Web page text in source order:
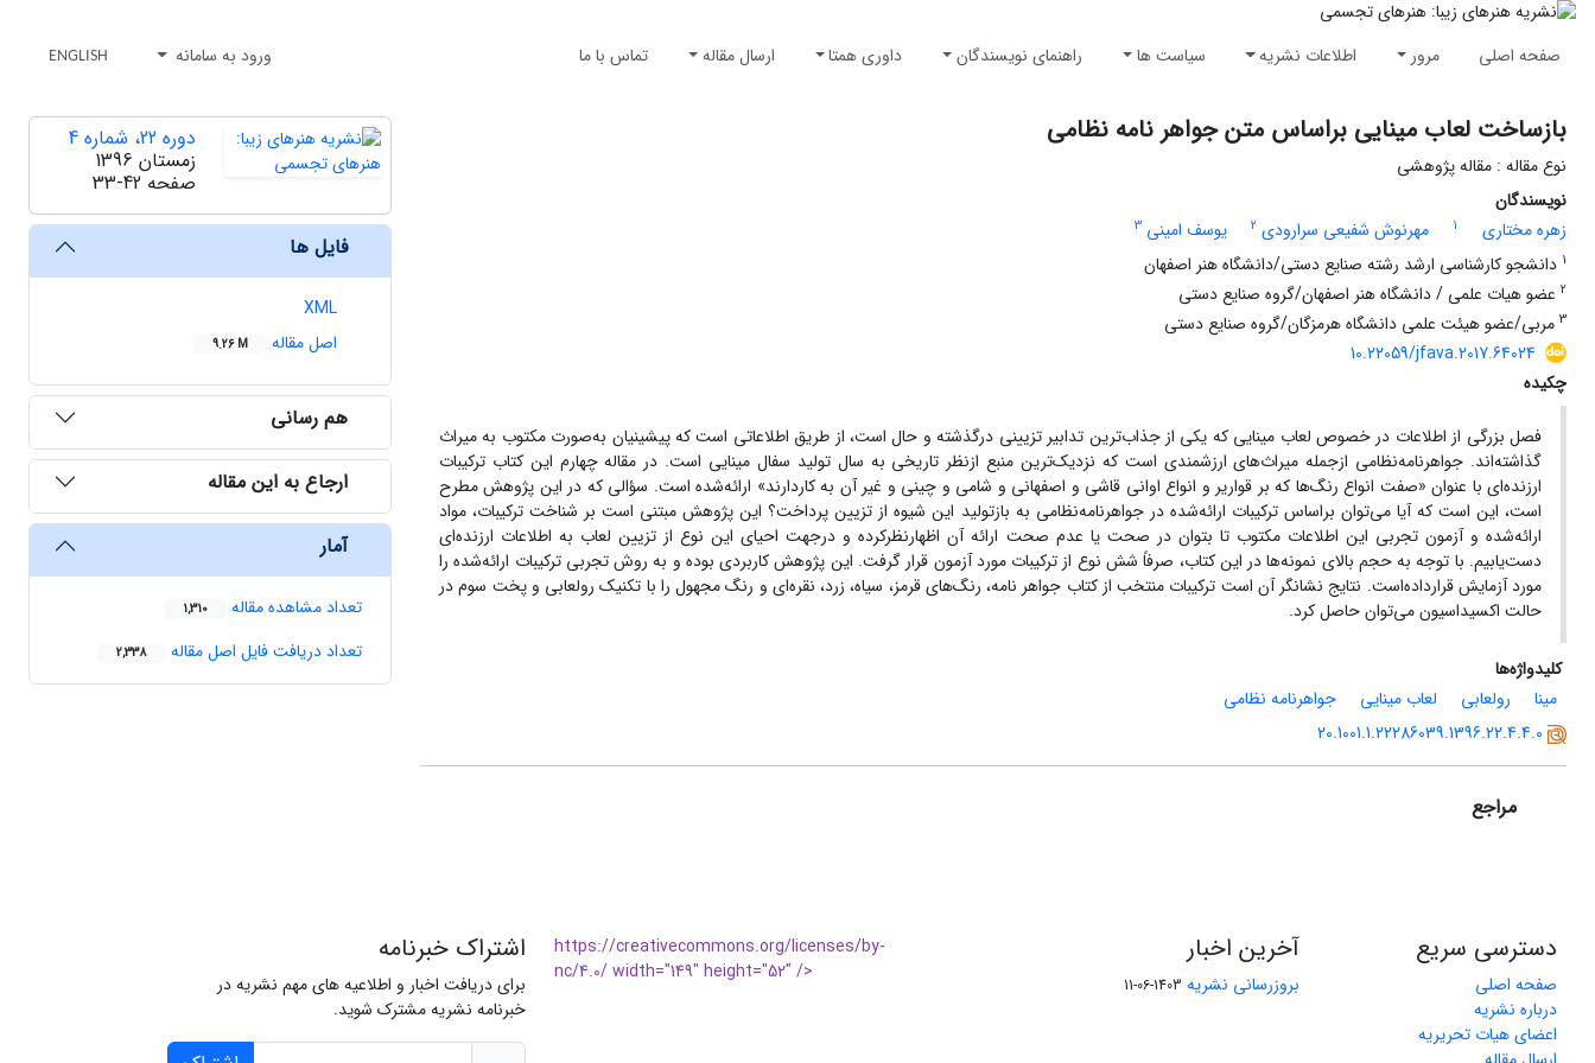
صفحه اصلی مرور اطلاعات نشریه سیاست ها راهنمای نویسندگان داوری همتا ارسال مقاله تماس با ما ورود به سامانه ENGLISH
بازساخت لعاب مینایی براساس متن جواهر نامه نظامی
نوع مقاله : مقاله پژوهشی
نویسندگان
زهره مختاری
1 مهرنوش شفیعی سرارودی 2 یوسف امینی 3
1 دانشجو کارشناسی ارشد رشته صنایع دستی/دانشگاه هنر اصفهان
2 عضو هیات علمی / دانشگاه هنر اصفهان/گروه صنایع دستی
3 مربی/عضو هیئت علمی دانشگاه هرمزگان/گروه صنایع دستی
10.22059/jfava.2017.64024
چکیده
فصل بزرگی از اطلاعات در خصوص لعاب مینایی که یکی از جذاب‌ترین تدابیر تزیینی درگذشته و حال است، از طریق اطلاعاتی است که پیشینیان به‌صورت مکتوب به میراث
گذاشته‌اند. جواهرنامه‌نظامی ازجمله میراث‌های ارزشمندی است که نزدیک‌ترین منبع ازنظر تاریخی به سال تولید سفال مینایی است. در مقاله چهارم این کتاب ترکیبات
ارزنده‌ای با عنوان «صفت انواع رنگ‌ها که بر قواریر و انواع اوانی قاشی و اصفهانی و شامی و چینی و غیر آن به کاردارند» ارائه‌شده است. سؤالی که در این پژوهش مطرح
است، این است که آیا می‌توان براساس ترکیبات ارائه‌شده در جواهرنامه‌نظامی به بازتولید این شیوه از تزیین پرداخت؟ این پژوهش مبتنی است بر شناخت ترکیبات، مواد
ارائه‌شده و آزمون تجربی این اطلاعات مکتوب تا بتوان در صحت یا عدم صحت ارائه آن اظهارنظرکرده و‌‌ درجهت احیای این نوع از تزیین لعاب به اطلاعات ارزنده‌ای
دست‌یابیم. با توجه به حجم بالای نمونه‌ها در این کتاب، صرفاً شش نوع از ترکیبات مورد آزمون قرار گرفت. این پژوهش کاربردی بوده و به روش تجربی ترکیبات ارائه‌شده را
مورد آزمایش قرارداده‌است. نتایج نشانگر آن است ترکیبات منتخب از کتاب جواهر نامه، رنگ‌های قرمز، سیاه، زرد، نقره‌ای و رنگ مجهول را با تکنیک رولعابی و پخت سوم در
حالت اکسیداسیون می‌توان حاصل کرد.
کلیدواژه‌ها
مینا
رولعابی لعاب مینایی
جواهرنامه نظامی
20.1001.1.22286039.1396.22.4.4.0
مراجع
دوره 22، شماره 4
زمستان 1396
صفحه 33-42
فایل ها
XML
اصل مقاله
9.26 M
هم رسانی
ارجاع به این مقاله
آمار
تعداد مشاهده مقاله 1,310
تعداد دریافت فایل اصل مقاله 2,338
دسترسی سریع
صفحه اصلی
درباره نشریه
اعضای هیات تحریریه
آخرین اخبار
بروزرسانی نشریه 1403-06-11
https://creativecommons.org/licenses/by-
nc/4.0/ width="149" height="52" />
اشتراک خبرنامه
برای دریافت اخبار و اطلاعیه های مهم نشریه در
خبرنامه نشریه مشترک شوید.